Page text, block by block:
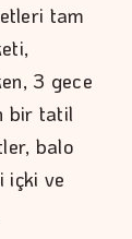
tam
3 gece
bir tatil
balo
içki ve